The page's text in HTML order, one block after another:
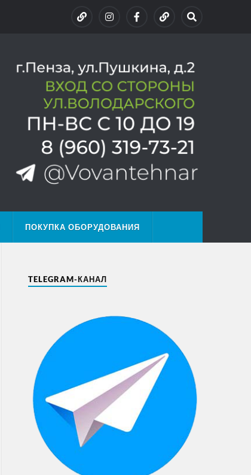
ПОКУПКА ОБОРУДОВАНИЯ
TELEGRAM-КАНАЛ